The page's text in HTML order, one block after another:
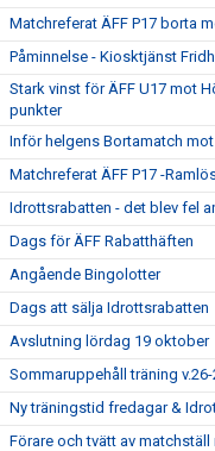
Matchreferat ÄFF P17 borta
Påminnelse - Kiosktjänst
Stark vinst för ÄFF U17 mot
punkter
Inför helgens Bortamatch
Matchreferat ÄFF P17 -
Idrottsrabatten - det blev fel
Dags för ÄFF Rabatthäften
Angående Bingolotter
Dags att sälja Idrottsrabatten
Avslutning lördag 19 oktober
Sommaruppehåll träning
Ny träningstid fredagar &
Förare och tvätt av